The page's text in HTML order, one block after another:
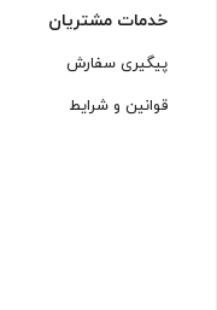
خدمات مشتریان
پیگیری سفارش
قوانین و شرایط